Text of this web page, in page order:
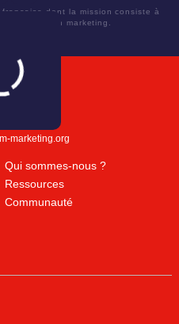
dont la mission consiste à
en marketing.
marketing.org
Qui sommes-nous ?
Ressources
Communauté